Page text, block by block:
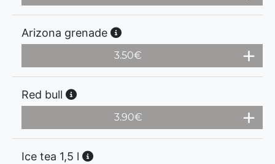
Arizona grenade
3.50€
Red bull
3.90€
Ice tea 1,5 l